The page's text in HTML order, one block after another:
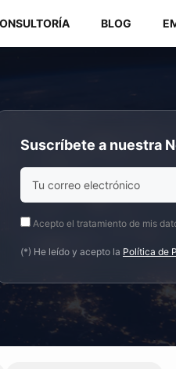
BLOG
Suscríbete a nuestra
Acepto el tratamiento de mis
(*) He leído y acepto la Política de